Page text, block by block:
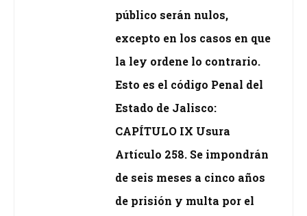
público serán nulos,
excepto en los casos en que
la ley ordene lo contrario.
Esto es el código Penal del
Estado de Jalisco:
CAPÍTULO IX Usura
Artículo 258. Se impondrán
de seis meses a cinco años
de prisión y multa por el